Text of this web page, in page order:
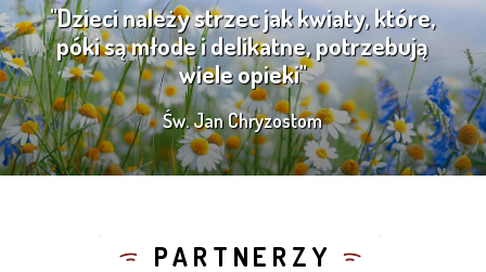
"Dzieci należy strzec jak kwiaty, które,
póki są młode i delikatne, potrzebują
wiele opieki"
Św. Jan Chryzostom
PARTNERZY